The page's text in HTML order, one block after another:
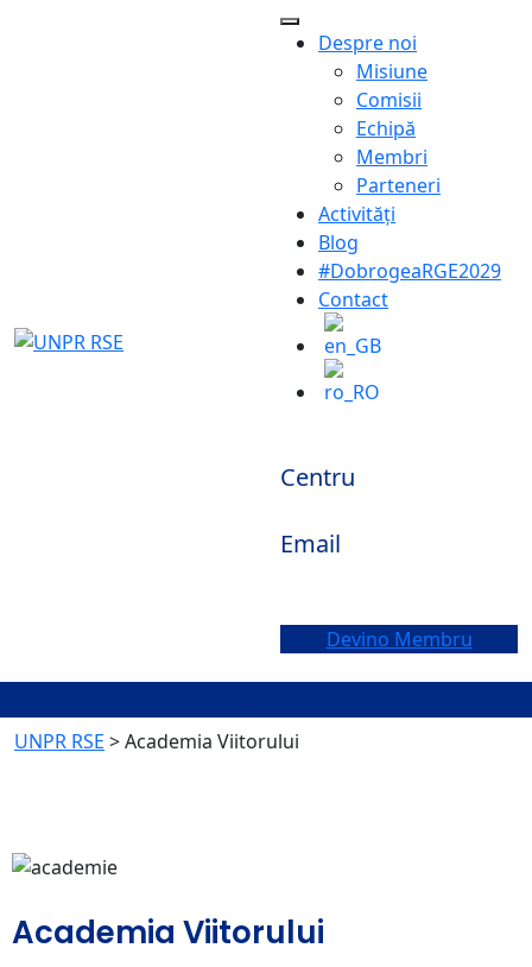
Despre noi
Misiune
Comisii
Echipă
Membri
Parteneri
Activități
Blog
#DobrogeaRGE2029
Contact
Centru
Email
Devino Membru
UNPR RSE >Academia Viitorului
Academia Viitorului